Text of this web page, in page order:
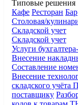
Типовые решения
Кафе Ресторан Бар
Столовая/
Складской учет
Складской учет
Услуги
Внесение
Составление
Внесение
складского учёта
поставщику